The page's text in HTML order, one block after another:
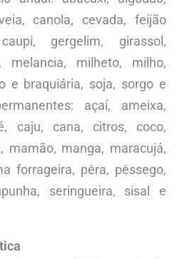
canola, cevada, feijão
gergelim, girassol,
melancia, milheto, milho,
e braquiária, soja, sorgo e
açaí, ameixa,
caju, cana, citros, coco,
mamão, manga, maracujá,
forrageira, pêra, pêssego,
seringueira, sisal e